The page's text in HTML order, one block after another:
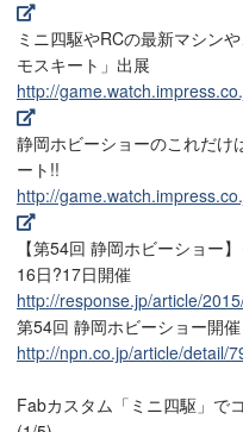
ミニ四駆やRCの最新マシン
モスキート」出展
http://
静岡ホビーショーのこれだけ
ート!!
http://
【第54回 静岡ホビーショー
16日?17日開催
http://response.jp/article/
第54回 静岡ホビーショー開
http://npn.co.jp/article/detail/
Fabカスタム「ミニ四駆」で